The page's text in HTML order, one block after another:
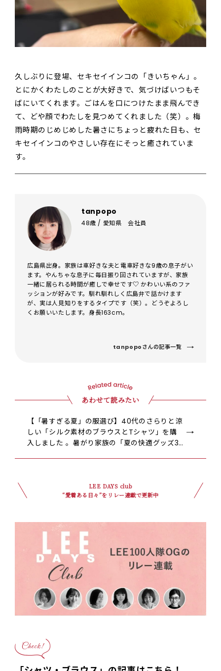
久しぶりに登場、セキセイインコの「きいちゃん」。
とにかくわたしのことが大好きで、気づけばいつもそ
ばにいてくれます。ごはんを口につけたまま飛んでき
て、どや顔でわたしを見つめてくれました（笑）。梅
雨時期のじめじめした暑さにちょっと疲れた日も、セ
キセイインコのやさしい存在にそっと癒されていま
す。
tanpopo
48歳 / 愛知県 会社員
広島県出身。家族は車好きな夫と電車好きな9歳の息子がい
ます。やんちゃな息子に毎日振り回されていますが、家族
一緒に居られる時間が癒しで幸せです♡ かわいい系のファ
ッションが好みです。馴れ馴れしく広島弁で話かけます
が、実は人見知りをするタイプです（笑）。どうぞよろし
くお願いいたします。身長163cm。
tanpopoさんの記事一覧
あわせて読みたい
【「暑すぎる夏」の服選び】40代のさらりと涼
しい「シルク素材のブラウスとTシャツ」を購
入しました 。暑がり家族の「夏の快適グッズ3
LEE DAYS club
“愛着ある日々”をリレー連載で更新中
Check!